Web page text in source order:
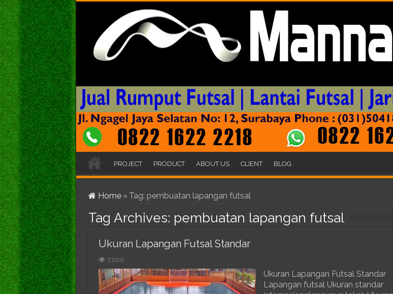
PROJECT PRODUCT ABOUT US CLIENT BLOG
Home » Tag: pembuatan lapangan futsal
Tag Archives: pembuatan lapangan futsal
Ukuran Lapangan Futsal Standar
7,200
Ukuran Lapangan Futsal Standar
Lapangan futsal Ukuran standar